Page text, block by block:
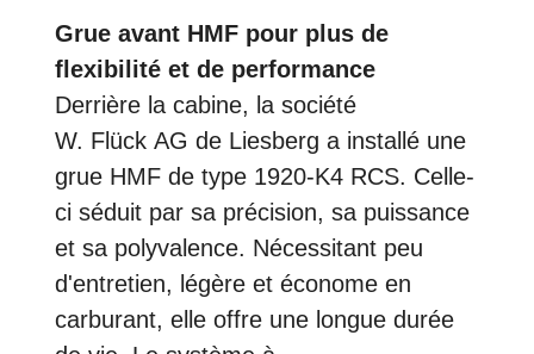
Grue avant HMF pour plus de
flexibilité et de performance
Derrière la cabine, la société
W. Flück AG de Liesberg a installé une
grue HMF de type 1920-K4 RCS. Celle-
ci séduit par sa précision, sa puissance
et sa polyvalence. Nécessitant peu
d'entretien, légère et économe en
carburant, elle offre une longue durée